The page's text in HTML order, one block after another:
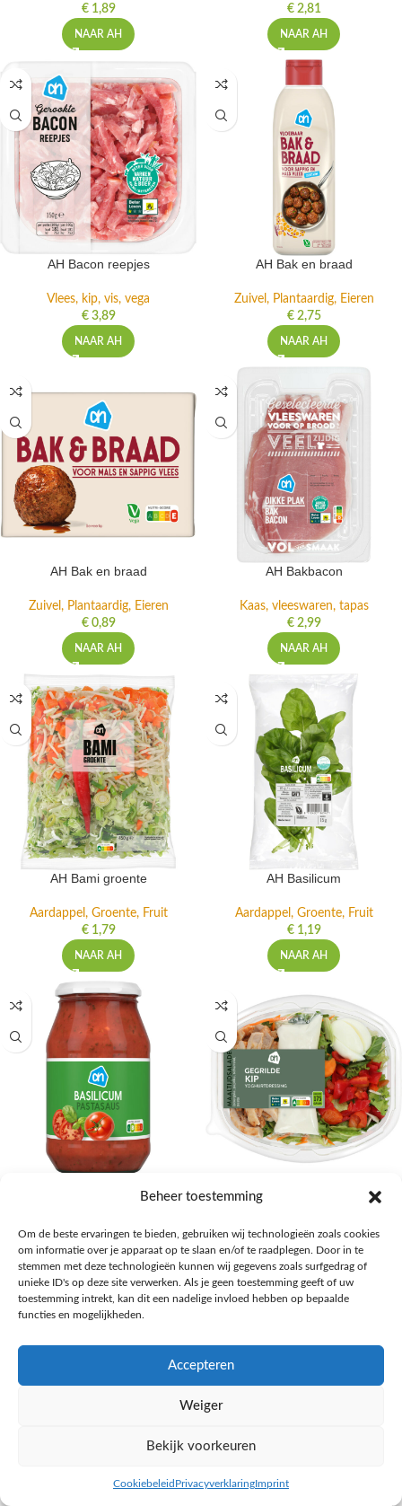
Beheer toestemming
Om de beste ervaringen te bieden, gebruiken wij technologieën zoals cookies
om informatie over je apparaat op te slaan en/of te raadplegen. Door in te
stemmen met deze technologieën kunnen wij gegevens zoals surfgedrag of
unieke ID's op deze site verwerken. Als je geen toestemming geeft of uw
toestemming intrekt, kan dit een nadelige invloed hebben op bepaalde
functies en mogelijkheden.
Accepteren
Weiger
Bekijk voorkeuren
Cookiebeleid PrivacyverklaringImprint
€1,89
NAAR AH
€2,81
NAAR AH
AH Bacon reepjes
Vlees, kip, vis, vega
€3,89
NAAR AH
AH Bak en braad
Zuivel, Plantaardig, Eieren
€2,75
NAAR AH
AH Bak en braad
Zuivel, Plantaardig, Eieren
€0,89
NAAR AH
AH Bakbacon
Kaas, vleeswaren, tapas
€2,99
NAAR AH
AH Bami groente
Aardappel, Groente, Fruit
€1,79
NAAR AH
AH Basilicum
Aardappel, Groente, Fruit
€1,19
NAAR AH
€1,59
NAAR AH
Salades,Pizza, Maaltijden
€3,39
NAAR AH